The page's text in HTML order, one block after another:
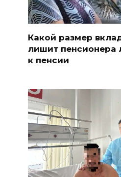
Какой размер
лишит пенсионера
к пенсии